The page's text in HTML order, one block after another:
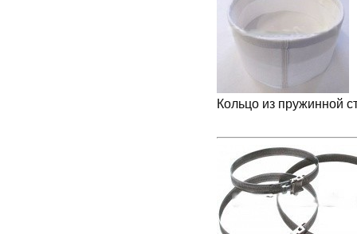
Кольцо из пружинной